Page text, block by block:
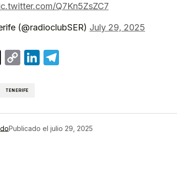
Q7Kn5ZsZC7
(@radioclubSER) July 29, 2025
X
CopyLinkedIn
TENERIFE
Publicado el julio 29, 2025